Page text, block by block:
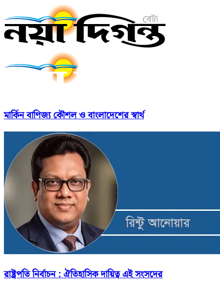
মার্কিন বাণিজ্য কৌশল ও বাংলাদেশের স্বার্থ
রাষ্ট্রপতি নির্বাচন : ঐতিহাসিক দায়িত্ব এই সংসদের